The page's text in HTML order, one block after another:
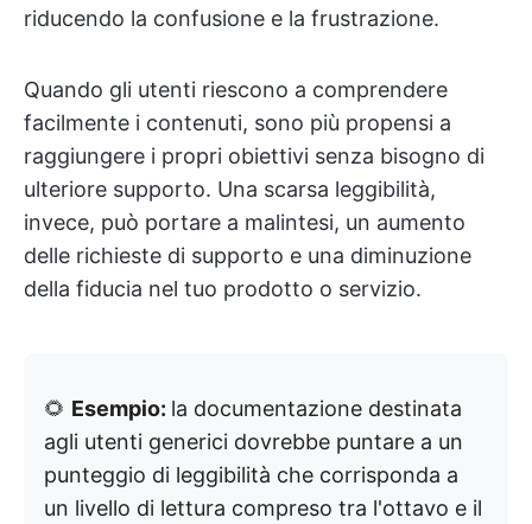
riducendo la confusione e la frustrazione.
Quando gli utenti riescono a comprendere
facilmente i contenuti, sono più propensi a
raggiungere i propri obiettivi senza bisogno di
ulteriore supporto. Una scarsa leggibilità,
invece, può portare a malintesi, un aumento
delle richieste di supporto e una diminuzione
della fiducia nel tuo prodotto o servizio.
🌻 Esempio: la documentazione destinata
agli utenti generici dovrebbe puntare a un
punteggio di leggibilità che corrisponda a
un livello di lettura compreso tra l'ottavo e il